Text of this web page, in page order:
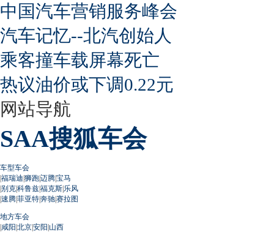
中国汽车营销服务峰会
汽车记忆--北汽创始人
乘客撞车载屏幕死亡
热议油价或下调0.22元
网站导航
SAA搜狐车会
车型车会
|福瑞迪|狮跑|迈腾|宝马
|别克|科鲁兹|福克斯|乐风
|速腾|菲亚特|奔驰|赛拉图
地方车会
|咸阳|北京|安阳|山西